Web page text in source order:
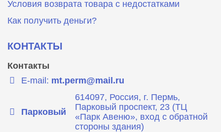
Условия возврата товара с недостатками
Как получить деньги?
КОНТАКТЫ
Контакты
E-mail: mt.perm@mail.ru
Парковый
614097, Россия, г. Пермь,
Парковый проспект, 23 (ТЦ
«Парк Авеню», вход с обратной
стороны здания)